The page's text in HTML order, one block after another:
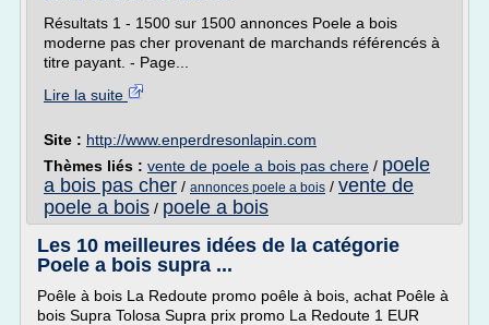
Résultats 1 - 1500 sur 1500 annonces Poele a bois
moderne pas cher provenant de marchands référencés à
titre payant. - Page...
Lire la suite
Site : http://www.enperdresonlapin.com
Thèmes liés : vente de poele a bois pas chere / poele
a bois pas cher / annonces poele a bois / vente de
poele a bois / poele a bois
Les 10 meilleures idées de la catégorie
Poele a bois supra ...
Poêle à bois La Redoute promo poêle à bois, achat Poêle à
bois Supra Tolosa Supra prix promo La Redoute 1 EUR